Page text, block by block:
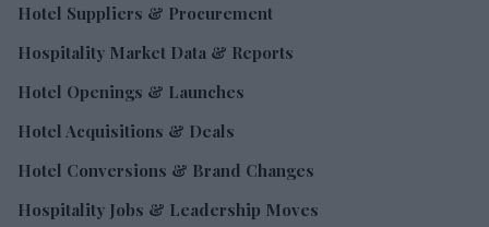
Hotel Suppliers & Procurement
Hospitality Market Data & Reports
Hotel Openings & Launches
Hotel Acquisitions & Deals
Hotel Conversions & Brand Changes
Hospitality Jobs & Leadership Moves